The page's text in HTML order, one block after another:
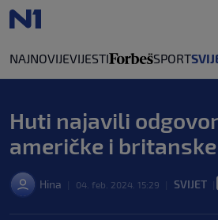
NAJNOVIJEVIJESTI SPORT
Huti najavili
američke i
Hina 04. feb. 2024. 15:29 SVIJET